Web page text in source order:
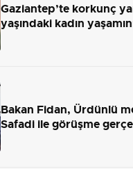
Gaziantep’te korkunç
yaşındaki kadın
Bakan Fidan, Ürdünlü
Safadi ile görüşme